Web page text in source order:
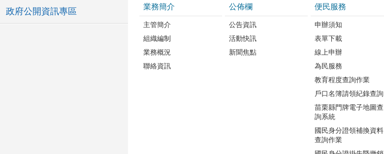
政府公開資訊專區
業務簡介
主管簡介
組織編制
業務概況
聯絡資訊
公佈欄
公告資訊
活動快訊
新聞焦點
便民服務
申辦須知
表單下載
線上申辦
為民服務
教育程度查詢作業
戶口名簿請領紀錄查詢
苗栗縣門牌電子地圖查
詢系統
國民身分證領補換資料
查詢作業